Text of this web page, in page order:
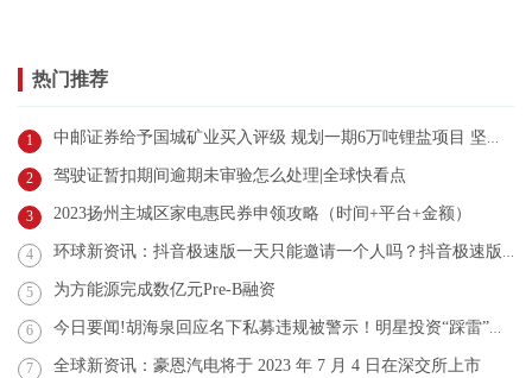
热门推荐
1 中邮证券给予国城矿业买入评级 规划一期6万吨锂盐项目 坚定转型锂资源的步伐_全球快看点
2 驾驶证暂扣期间逾期未审验怎么处理|全球快看点
3 2023扬州主城区家电惠民券申领攻略（时间+平台+金额）
4 环球新资讯：抖音极速版一天只能邀请一个人吗？抖音极速版是什么？
5 为方能源完成数亿元Pre-B融资
6 今日要闻!胡海泉回应名下私募违规被警示！明星投资“踩雷”启示录
7 全球新资讯：豪恩汽电将于 2023 年 7 月 4 日在深交所上市